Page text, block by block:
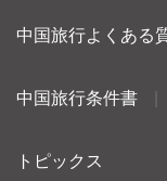
中国旅行よくある
中国旅行条件書
トピックス